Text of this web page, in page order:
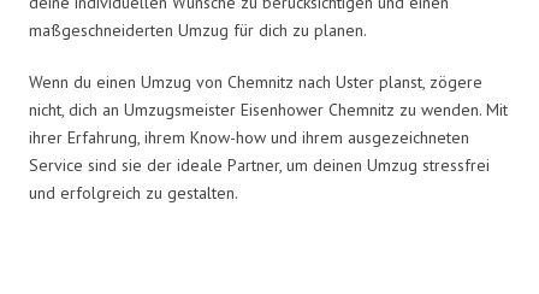
maßgeschneiderten Umzug für dich zu planen.
Wenn du einen Umzug von Chemnitz nach Uster planst, zögere
nicht, dich an Umzugsmeister Eisenhower Chemnitz zu wenden. Mit
ihrer Erfahrung, ihrem Know-how und ihrem ausgezeichneten
Service sind sie der ideale Partner, um deinen Umzug stressfrei
und erfolgreich zu gestalten.